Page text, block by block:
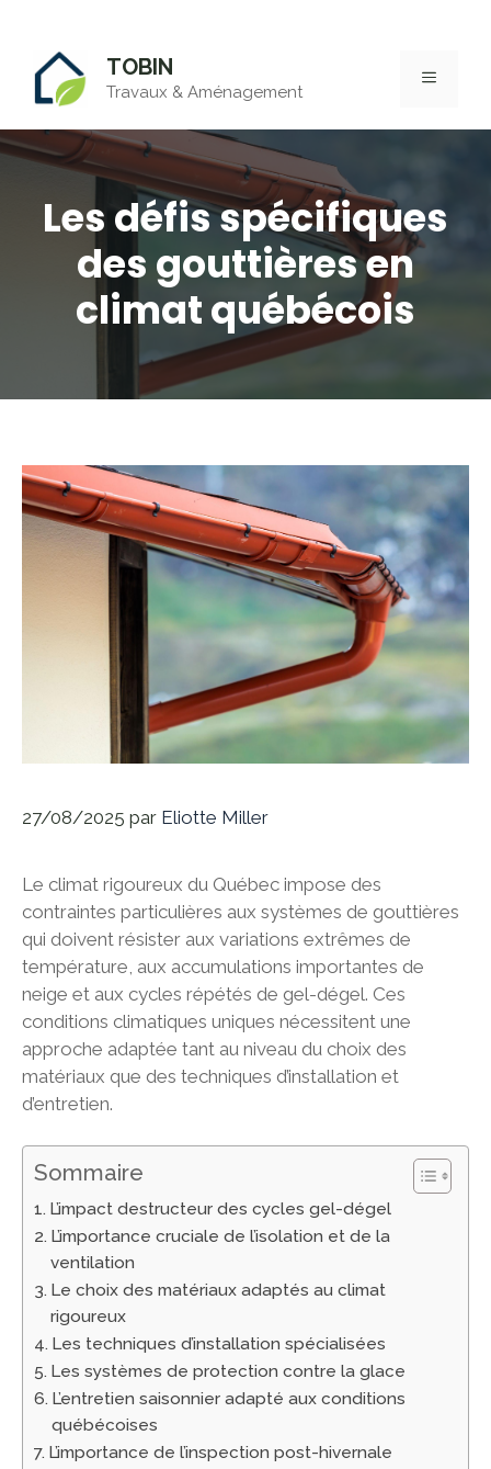
contenu
TOBIN
Travaux & Aménagement
MENU
Les défis spécifiques
des gouttières en
climat québécois
27/08/2025 par Eliotte Miller
Le climat rigoureux du Québec impose des
contraintes particulières aux systèmes de gouttières
qui doivent résister aux variations extrêmes de
température, aux accumulations importantes de
neige et aux cycles répétés de gel-dégel. Ces
conditions climatiques uniques nécessitent une
approche adaptée tant au niveau du choix des
matériaux que des techniques d’installation et
d’entretien.
Sommaire
L’impact destructeur des cycles gel-dégel
L’importance cruciale de l’isolation et de la
ventilation
Le choix des matériaux adaptés au climat
rigoureux
Les techniques d’installation spécialisées
Les systèmes de protection contre la glace
L’entretien saisonnier adapté aux conditions
québécoises
L’importance de l’inspection post-hivernale